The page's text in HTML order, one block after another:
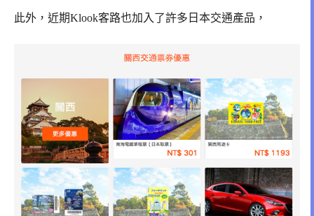
此外，近期Klook客路也加入了許多日本交通產品，